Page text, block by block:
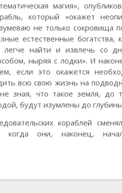
магия»,
который «окажет
не только сокровища
естественные богатства,
легче найти и извлечь со
ныряя с лодки». И
если это окажется
всю свою жизнь на
зная, что такое земля, до
будут изумлены до
кораблей
они, наконец,